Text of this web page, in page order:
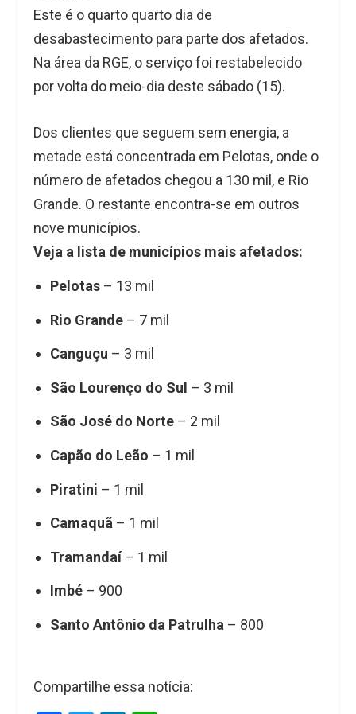
Este é o quarto quarto dia de
desabastecimento para parte dos afetados.
Na área da RGE, o serviço foi restabelecido
por volta do meio-dia deste sábado (15).
Dos clientes que seguem sem energia, a
metade está concentrada em Pelotas, onde o
número de afetados chegou a 130 mil, e Rio
Grande. O restante encontra-se em outros
nove municípios.
Veja a lista de municípios mais afetados:
Pelotas – 13 mil
Rio Grande– 7 mil
Canguçu – 3 mil
São Lourenço do Sul – 3 mil
São José do Norte– 2 mil
Capão do Leão – 1 mil
Piratini – 1 mil
Camaquã – 1 mil
Tramandaí– 1 mil
Imbé – 900
Santo Antônio da Patrulha – 800
Compartilhe essa notícia: